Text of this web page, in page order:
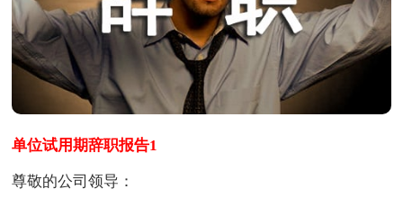
单位试用期辞职报告1
尊敬的公司领导：